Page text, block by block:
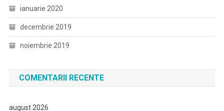
ianuarie 2020
decembrie 2019
noiembrie 2019
COMENTARII RECENTE
august 2026